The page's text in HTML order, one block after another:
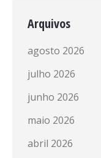
Arquivos
agosto 2026
julho 2026
junho 2026
maio 2026
abril 2026